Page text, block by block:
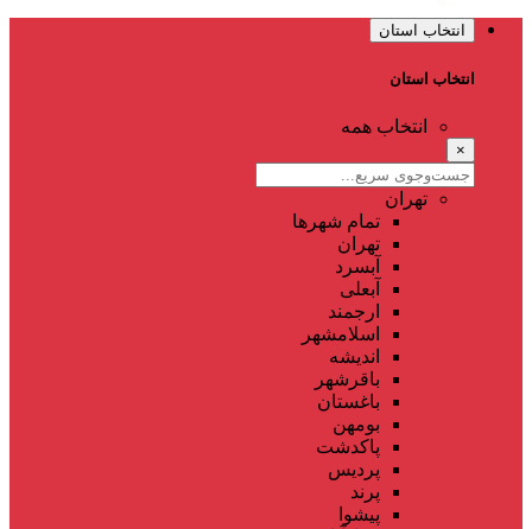
انتخاب استان
انتخاب استان
انتخاب همه
×
تهران
تمام شهر‌ها
تهران
آبسرد
آبعلی
ارجمند
اسلامشهر
اندیشه
باقرشهر
باغستان
بومهن
پاکدشت
پردیس
پرند
پیشوا